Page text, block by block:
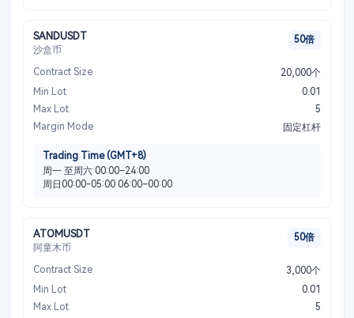
SANDUSDT
沙盒币
50倍
Contract Size
20,000个
Min Lot
0.01
Max Lot
5
Margin Mode
固定杠杆
Trading Time (GMT+8)
周一 至周六 00:00–24:00
周日00:00-05:00 06:00–00:00
ATOMUSDT
阿童木币
50倍
Contract Size
3,000个
Min Lot
0.01
Max Lot
5